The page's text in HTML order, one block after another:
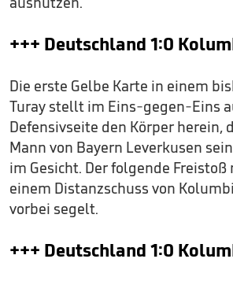
+++ Deutschland 1:0
Die erste Gelbe Karte in einem
Turay stellt im Eins-gegen-Eins
Defensivseite den Körper herein,
Mann von Bayern Leverkusen
im Gesicht. Der folgende
einem Distanzschuss von
vorbei segelt.
+++ Deutschland 1:0